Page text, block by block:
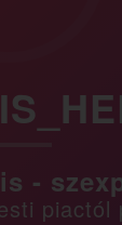
-
piactól